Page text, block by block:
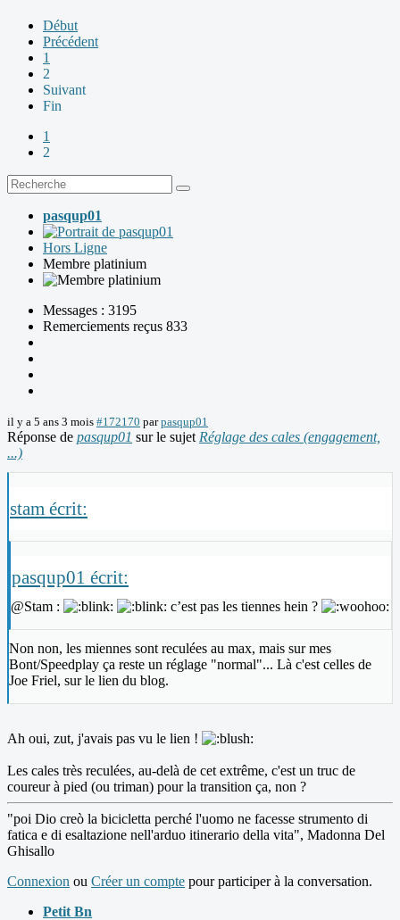
Début
Précédent
1
2
Suivant
Fin
1
2
pasqup01
Hors Ligne
Membre platinium
Messages : 3195
Remerciements reçus 833
il y a 5 ans 3 mois #172170 parpasqup01
Réponse de pasqup01 sur le sujet Réglage des cales (engagement,
...)
stam écrit:
pasqup01 écrit:
@Stam : c’est pas les tiennes hein ?
Non non, les miennes sont reculées au max, mais sur mes
Bont/Speedplay ça reste un réglage "normal"... Là c'est celles de
Joe Friel, sur le lien du blog.
Ah oui, zut, j'avais pas vu le lien !
Les cales très reculées, au-delà de cet extrême, c'est un truc de
coureur à pied (ou triman) pour la transition ça, non ?
"poi Dio creò la bicicletta perché l'uomo ne facesse strumento di
fatica e di esaltazione nell'arduo itinerario della vita", Madonna Del
Ghisallo
Connexion ou Créer un compte pour participer à la conversation.
Petit Bn